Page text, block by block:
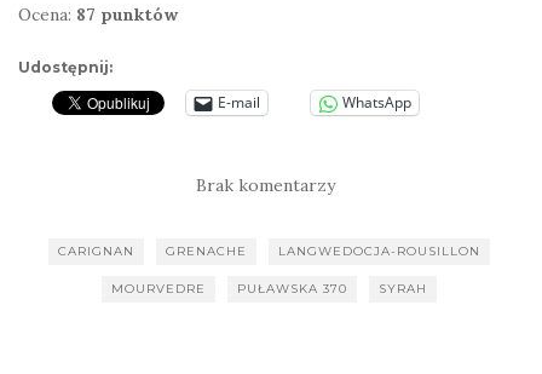
Ocena: 87 punktów
Udostępnij:
E-mail WhatsApp
Brak komentarzy
CARIGNAN GRENACHE LANGWEDOCJA-ROUSILLON
MOURVEDRE PUŁAWSKA 370 SYRAH